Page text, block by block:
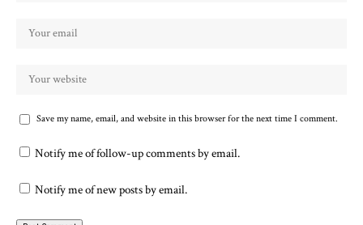
Save my name, email, and website in this browser for the next time I comment.
Notify me of follow-up comments by email.
Notify me of new posts by email.